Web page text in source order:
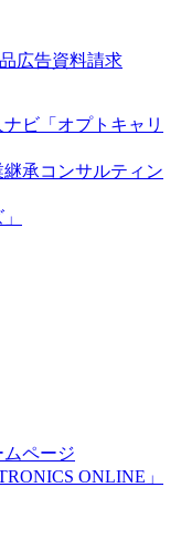
広告資料請求
ビ「オプトキャリ
承コンサルティン
ページ
ONLINE」